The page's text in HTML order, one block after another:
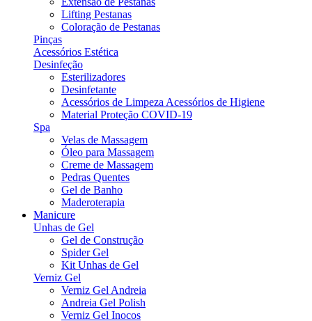
Lifting Pestanas
Coloração de Pestanas
Pinças
Acessórios Estética
Desinfeção
Esterilizadores
Desinfetante
Acessórios de Limpeza Acessórios de Higiene
Material Proteção COVID-19
Spa
Velas de Massagem
Óleo para Massagem
Creme de Massagem
Pedras Quentes
Gel de Banho
Maderoterapia
Manicure
Unhas de Gel
Gel de Construção
Spider Gel
Kit Unhas de Gel
Verniz Gel
Verniz Gel Andreia
Andreia Gel Polish
Verniz Gel Inocos